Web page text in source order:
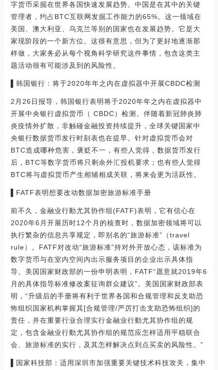
字货币采掘在世界各国快速发展趋势。中国是在其中的关键
管理者，约占BTC互联网发掘工作能力的65%。这一领域在
美国、澳大利亚、乌克兰等别的国家也在发展趋势。它是大
家现阶段的一个新方位。这很有意思，但为了更好地逐渐那
样做，大家务必从每个视角科学研究这件事情，包含这类主
题活动很有可能涉及到的风险性。
▌韩国银行：将于2020年年之内在虚拟器中开展CBDC检测
2月26日报导，韩国银行表明将于2020年年之内在虚拟器中
开展中央银行虚拟货币（ CBDC）检测。伴随着新冠肺炎肺
炎疫情外扩散，非触碰金融投资持续提升，全球关键国家中
央银行数据货币发行时刻表也在提早。针对虚拟货币会对
BTC造成哪种危害，褒贬不一，有些人觉得，数据货币发行
后，BTC等数字货币将只剩余外汇投机要求；也有些人觉得
BTC将与虚拟货币产生相辅相成关联，将来会更为活跃性。
▌FATF表明想要改动数据加密旅游标准手册
前不久，金融业行動尤其协作组(FATF)表明，它有信心在
2020年6月开展历时12个月的核查时，数据加密领域将可以
执行繁杂的信息共享规定，即别名的“旅游标准”（travel
rule）。FATF对改动“旅游标准”持对外开放心态，该标准为
数字货币与在室内空间内出示服务项目的企业出示具体指
导。美国国家财政部的一份申明表明，FATF“愿意就2019年6
月的具体指导标准修改案征询群众建议”。美国国家财政部表
明，“升级后的手册将有利于世界各国和合规管理和反支助恐
怖组织国家机构掌握其[合规管理/严厉打击支助恐怖组织]的
责任，并在重要行业合理实行金融业行動尤其协作组的规
定，包含金融业行動尤其协作组的规范应怎样适用平稳联合
会、旅游标准的实行，及其怎样解决点到点买卖的风险性。”
▌国家科技部：适用深圳市加强重要关键技术科技攻关，集中